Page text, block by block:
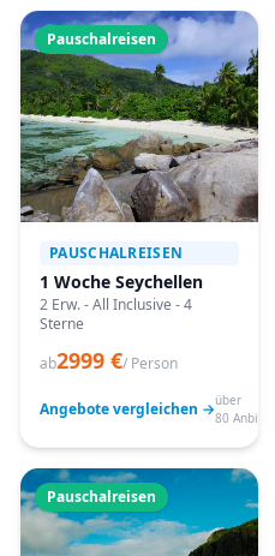
Pauschalreisen
PAUSCHALREISEN
1 Woche Seychellen
2 Erw. - All Inclusive - 4
Sterne
ab2999 €/ Person
Angebote vergleichen →über
80 Anbieter
Pauschalreisen